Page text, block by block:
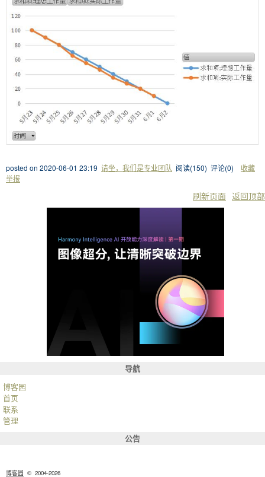
导航
博客园
首页
联系
管理
公告
posted on 2020-06-01 23:19 请坐，我们是专业团队 阅读(150) 评论(0) 收藏
举报
刷新页面 返回顶部
博客园 © 2004-2026